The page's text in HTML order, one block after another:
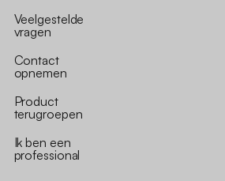
Veelgestelde
vragen
Contact
opnemen
Product
terugroepen
Ik ben een
professional